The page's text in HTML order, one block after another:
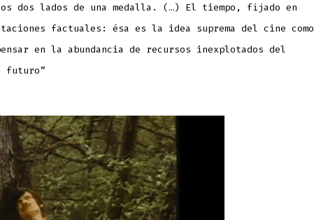
dos lados de una medalla. (…) El tiempo, fijado en
factuales: ésa es la idea suprema del cine como
en la abundancia de recursos inexplotados del
futuro”